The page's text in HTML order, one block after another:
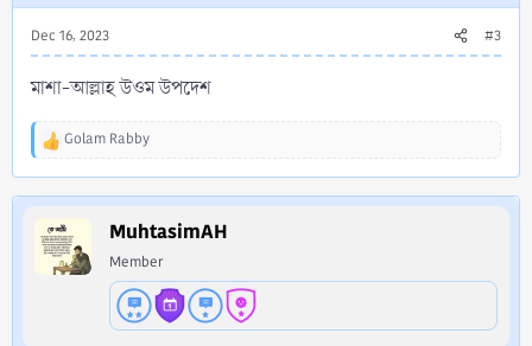
:
Dec 16, 2023 #3
মাশা-আল্লাহ উওম উপদেশ
R
a
t
Golam Rabby
MuhtasimAH
Member